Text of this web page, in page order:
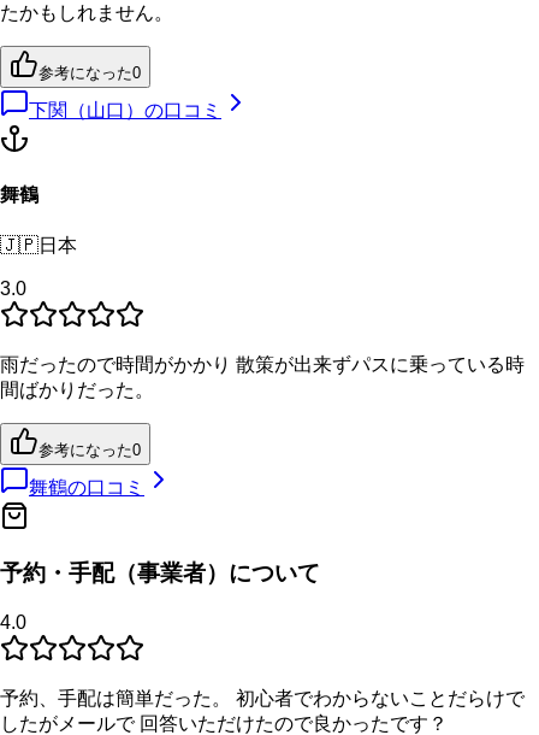
たかもしれません。
参考になった0
下関（山口） の口コミ
舞鶴
🇯🇵日本
3.0
雨だったので時間がかかり 散策が出来ずパスに乗っている時
間ばかりだった。
参考になった0
舞鶴の口コミ
予約・手配（事業者）について
4.0
予約、手配は簡単だった。 初心者でわからないことだらけで
したがメールで 回答いただけたので良かったです？